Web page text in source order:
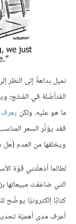
نميل بداهةً إلى النظر
المُتأصِّلة في
ما هو عليه. ولكن يعرف
فقد يؤثِّر السعر
ويخلقها من العدم
لطالما أذهلَتني قوّة
التي ضاعَفَت مبيعاتها
كتابًا إلكترونيًّا
أعرف مدى أهميَّة